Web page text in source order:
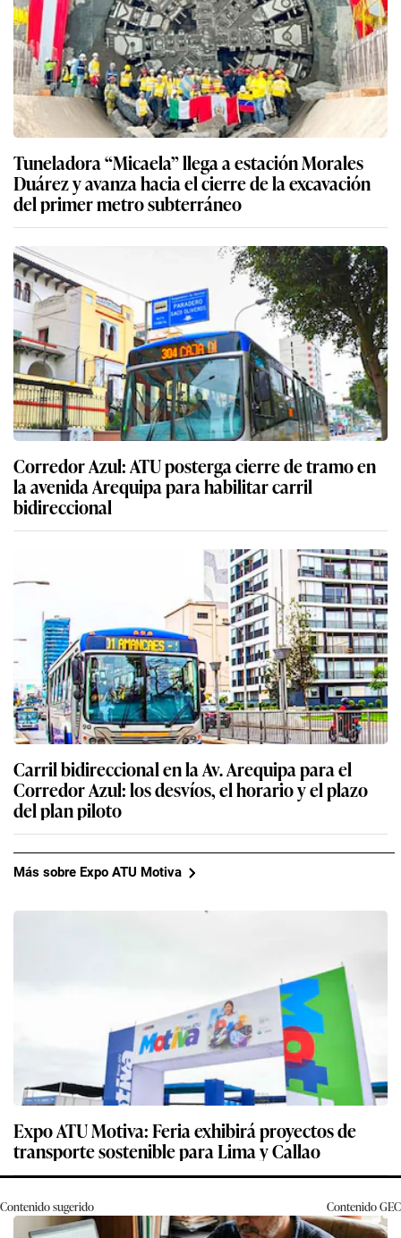
Tuneladora “Micaela” llega a estación Morales
Duárez y avanza hacia el cierre de la excavación
del primer metro subterráneo
Corredor Azul: ATU posterga cierre de tramo en
la avenida Arequipa para habilitar carril
bidireccional
Carril bidireccional en la Av. Arequipa para el
Corredor Azul: los desvíos, el horario y el plazo
del plan piloto
Más sobre Expo ATU Motiva
Expo ATU Motiva: Feria exhibirá proyectos de
transporte sostenible para Lima y Callao
Contenido sugerido ContenidoGEC